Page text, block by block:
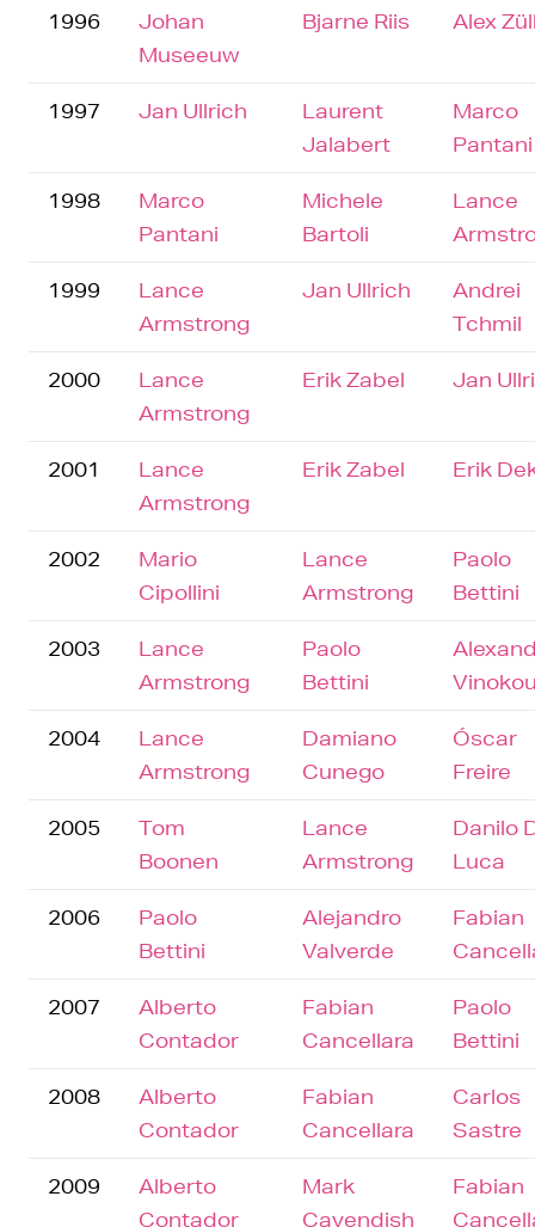
1996
Johan
Museeuw
Bjarne Riis Alex
1997 Jan Ullrich
Laurent
Jalabert
Marco
Pantani
1998
Marco
Pantani
Michele
Bartoli
Lance
1999
Lance
Armstrong
Jan Ullrich
Andrei
Tchmil
2000
Lance
Armstrong
Erik Zabel Jan
2001
Lance
Armstrong
Erik Zabel Erik
2002
Mario
Cipollini
Lance
Armstrong
Paolo
Bettini
2003
Lance
Armstrong
Paolo
Bettini
2004
Lance
Armstrong
Damiano
Cunego
Óscar
Freire
2005
Tom
Boonen
Lance
Armstrong
Danilo
Luca
2006
Paolo
Bettini
Alejandro
Valverde
Fabian
2007
Alberto
Contador
Fabian
Cancellara
Paolo
Bettini
2008
Alberto
Contador
Fabian
Cancellara
Carlos
Sastre
2009
Alberto
Contador
Mark
Cavendish
Fabian